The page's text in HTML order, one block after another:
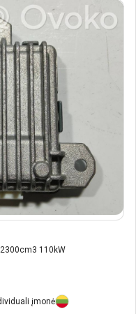
110kW
įmonė